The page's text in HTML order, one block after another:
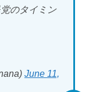
のタイミン
June 11,